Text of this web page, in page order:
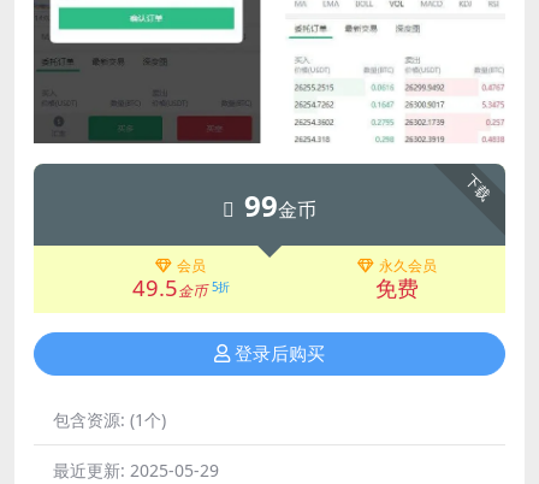
下载
99金币
会员
49.5金币 5折
永久会员
免费
登录后购买
包含资源: (1个)
最近更新: 2025-05-29